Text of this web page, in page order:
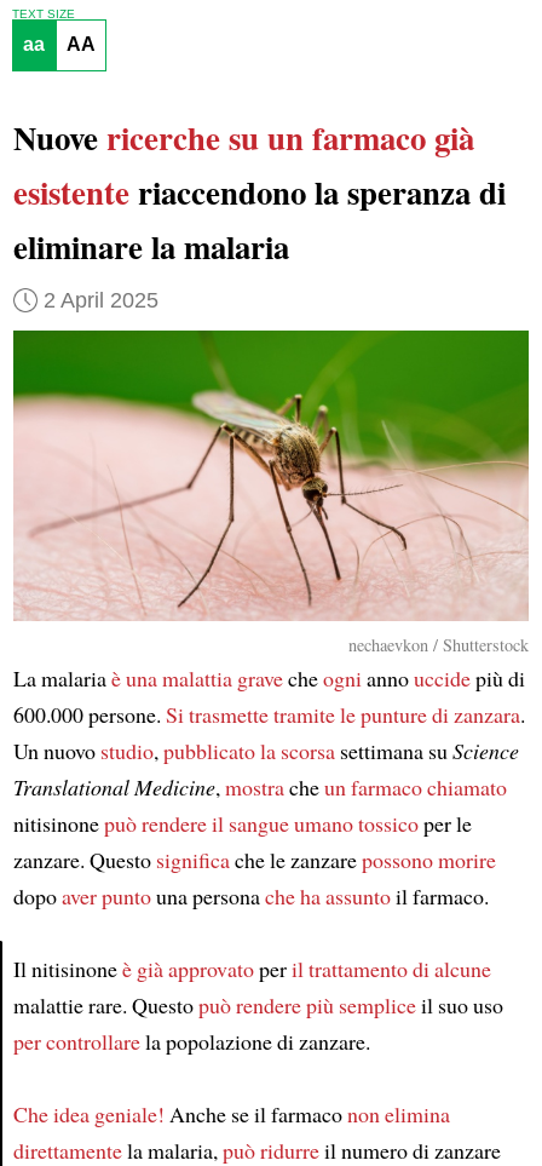
Article
TEXT SIZE
aa AA
Nuovericerchesu un farmaco già
esistenteriaccendono la speranza di
eliminare la malaria
2 April 2025
nechaevkon / Shutterstock
La malariaè una malattia gravecheogniannouccidepiù di
600.000 persone. Si trasmette tramitele punture di zanzara.
Un nuovo studio,pubblicato la scorsasettimana suScience
Translational Medicine,mostracheun farmaco chiamato
nitisinonepuò rendere il sangue umano tossicoper le
zanzare. Questo significache le zanzarepossono morire
dopoaver puntouna personache ha assuntoil farmaco.
Il nitisinoneè già approvatoperil trattamentodi alcune
malattie rare. Questopuò rendere più sempliceil suo uso
per controllarela popolazione di zanzare.
Che idea geniale! Anche se il farmaconon elimina
direttamentela malaria,può ridurreil numero di zanzare